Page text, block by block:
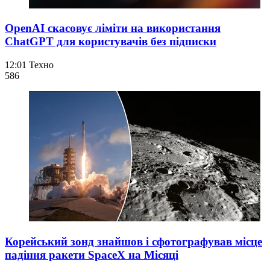
OpenAI скасовує ліміти на використання
ChatGPT для користувачів без підписки
12:01 Техно
586
Корейський зонд знайшов і сфотографував місце
падіння ракети SpaceX на Місяці